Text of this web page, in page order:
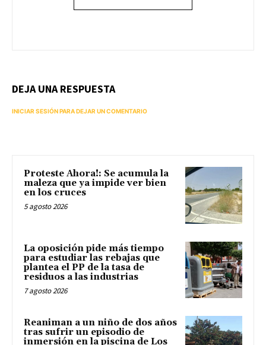
DEJA UNA RESPUESTA
INICIAR SESIÓN PARA DEJAR UN COMENTARIO
Proteste Ahora!: Se acumula la
maleza que ya impide ver bien
en los cruces
5 agosto 2026
La oposición pide más tiempo
para estudiar las rebajas que
plantea el PP de la tasa de
residuos a las industrias
7 agosto 2026
Reaniman a un niño de dos años
tras sufrir un episodio de
inmersión en la piscina de Los